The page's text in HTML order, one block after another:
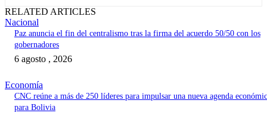
RELATED ARTICLES
Nacional
Paz anuncia el fin del centralismo tras la firma del acuerdo 50/50 con los
gobernadores
6 agosto , 2026
Economía
CNC reúne a más de 250 líderes para impulsar una nueva agenda
para Bolivia